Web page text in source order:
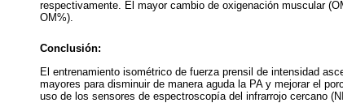
respectivamente. El mayor cambio de oxigenación muscular
OM%).
Conclusión:
El entrenamiento isométrico de fuerza prensil de intensidad
mayores para disminuir de manera aguda la PA y mejorar el
uso de los sensores de espectroscopía del infrarrojo cercano